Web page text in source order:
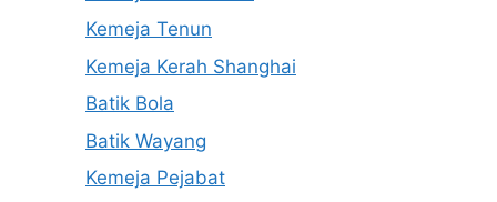
Kemeja Tenun
Kemeja Kerah Shanghai
Batik Bola
Batik Wayang
Kemeja Pejabat